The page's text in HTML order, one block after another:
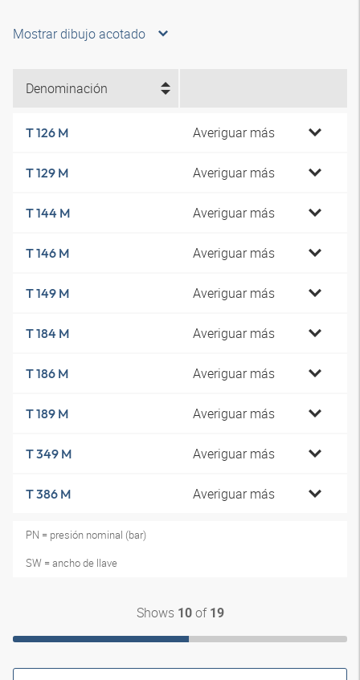
Mostrar dibujo acotado
Denominación
T 126 M Averiguar más
T 129 M Averiguar más
T 144 M Averiguar más
T 146 M Averiguar más
T 149 M Averiguar más
T 184 M Averiguar más
T 186 M Averiguar más
T 189 M Averiguar más
T 349 M Averiguar más
T 386 M Averiguar más
PN = presión nominal (bar)
SW = ancho de llave
Shows 10of 19